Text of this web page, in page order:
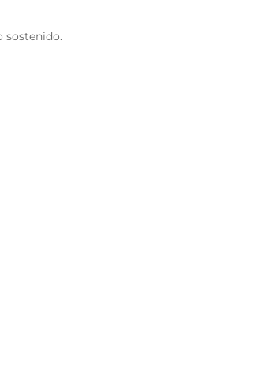
sostenido.